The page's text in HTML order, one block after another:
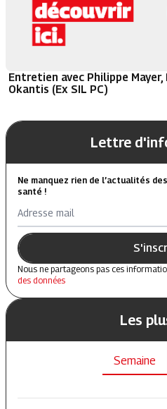
Entretien avec Philippe
Okantis (Ex SIL PC)
Lettre
Ne manquez rien de l’actualités
santé !
Adresse mail
Nous ne partageons pas ces
des données
Les
Semaine